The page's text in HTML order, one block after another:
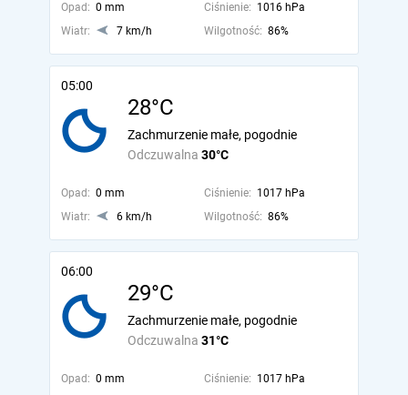
Opad: 0 mm Ciśnienie: 1016 hPa
Wiatr:
7 km/h Wilgotność: 86%
05:00
28°C
Odczuwalna 30°C
Zachmurzenie małe, pogodnie
Opad: 0 mm Ciśnienie: 1017 hPa
Wiatr:
6 km/h Wilgotność: 86%
06:00
29°C
Odczuwalna 31°C
Zachmurzenie małe, pogodnie
Opad: 0 mm Ciśnienie: 1017 hPa